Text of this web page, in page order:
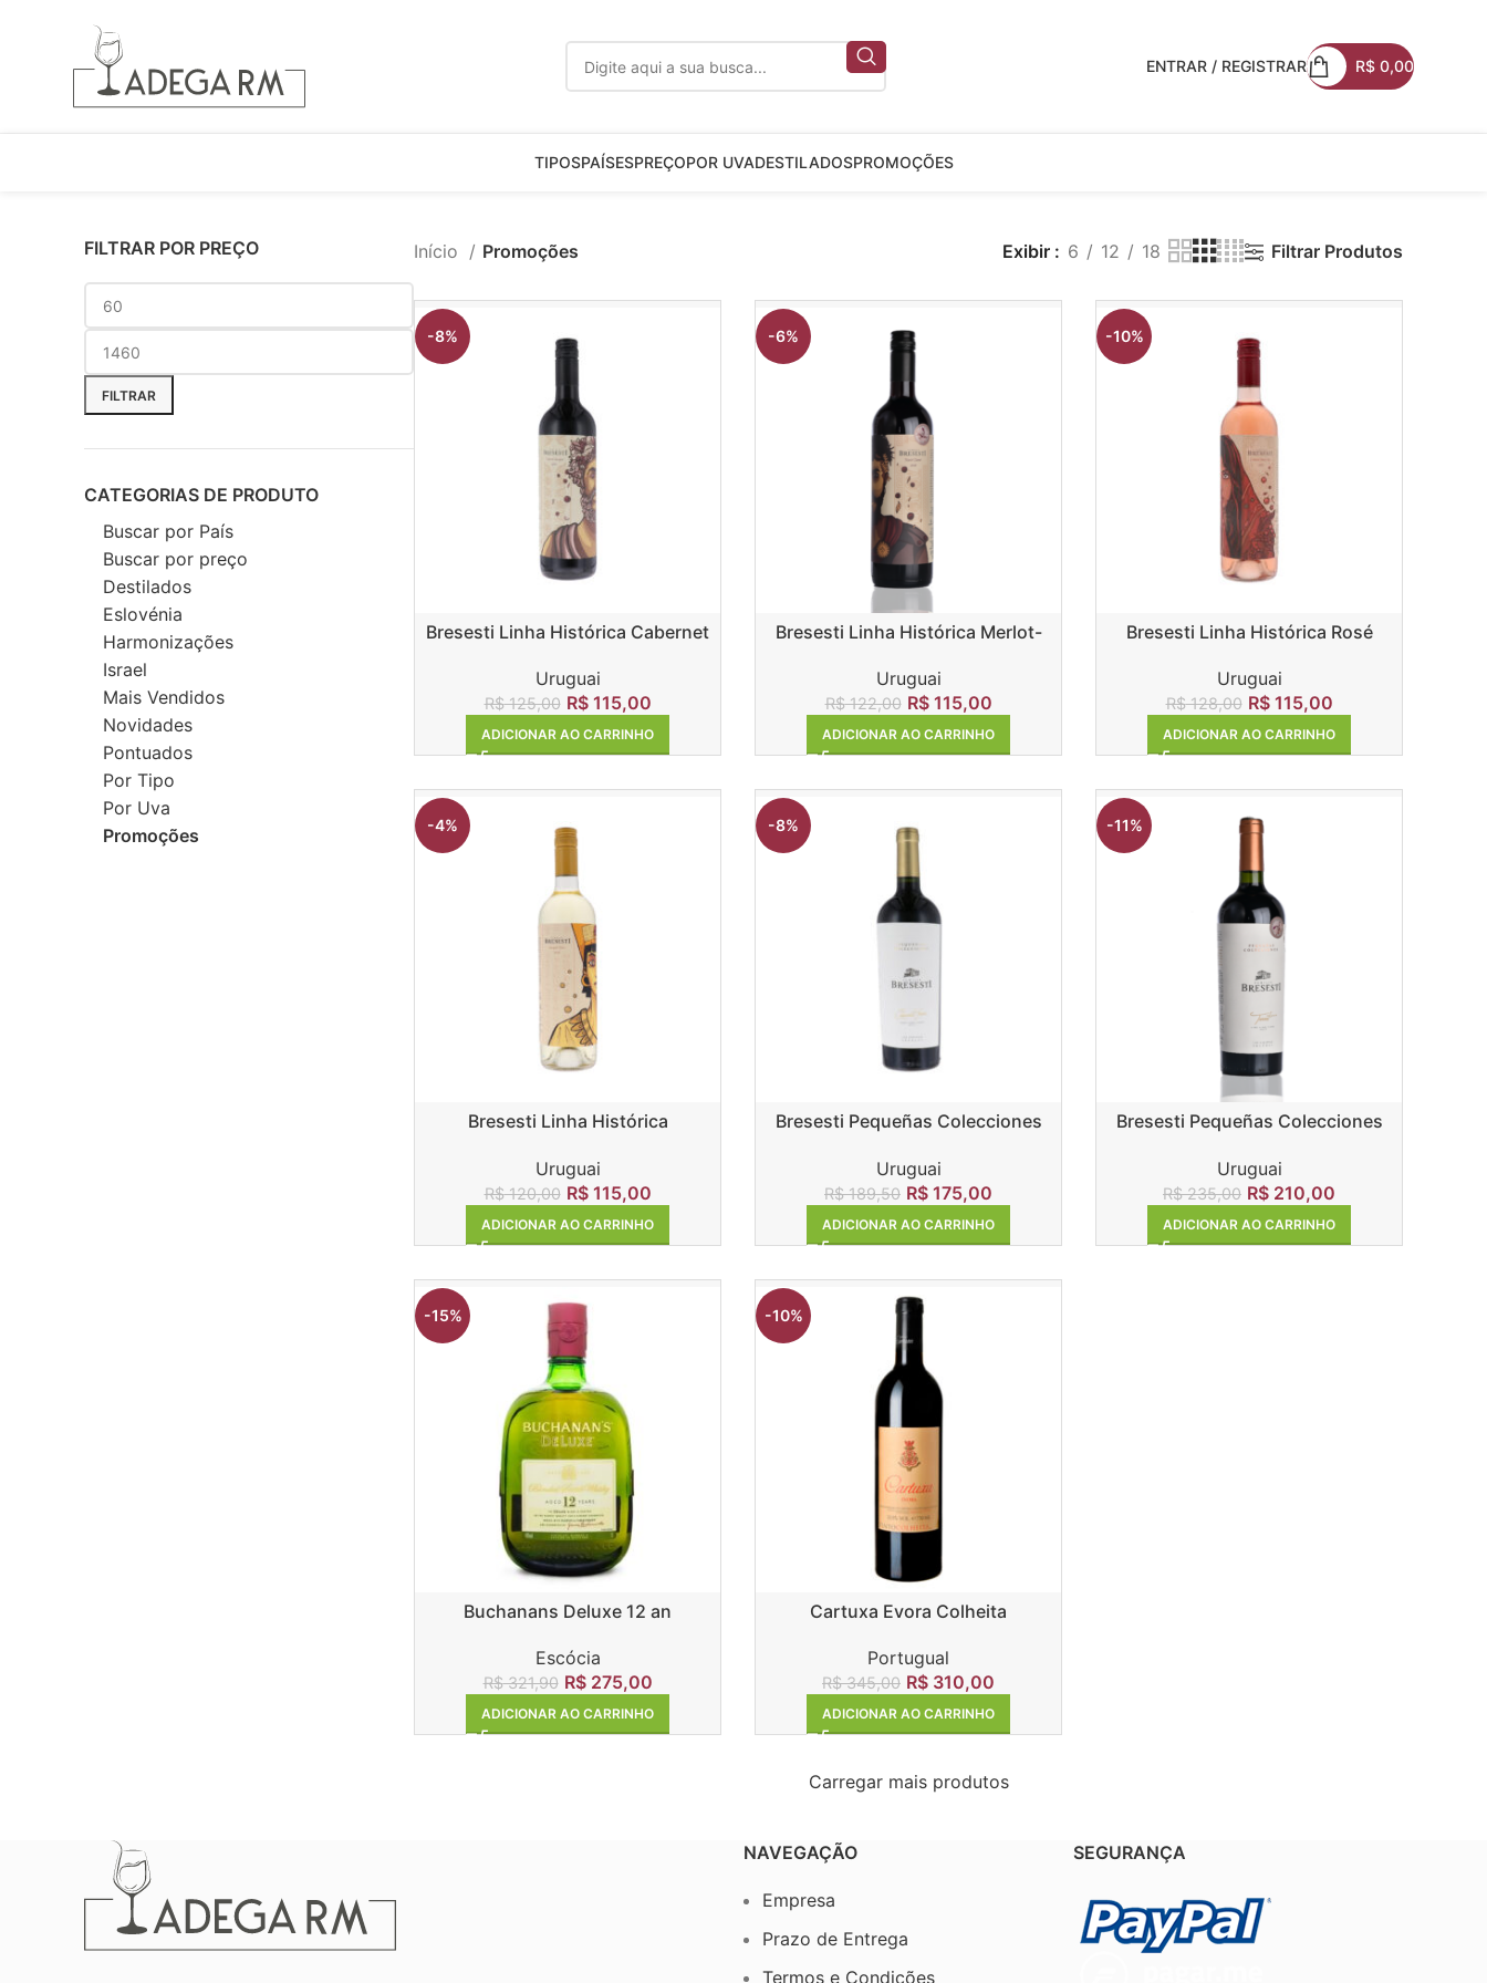
ENTRAR / REGISTRAR R$ 0,00
TIPOSPAÍSESPREÇOPOR UVADESTILADOSPROMOÇÕES
FILTRAR POR PREÇO
FILTRAR
CATEGORIAS DE PRODUTO
Buscar por País
Buscar por preço
Destilados
Eslovénia
Harmonizações
Israel
Mais Vendidos
Novidades
Pontuados
Por Tipo
Por Uva
Promoções
Início Promoções Exibir 6 12 18 Filtrar Produtos
-8%
Bresesti Linha Histórica Cabernet
Uruguai
R$125,00 R$115,00
ADICIONAR AO CARRINHO
-6%
Bresesti Linha Histórica Merlot-
Uruguai
R$122,00 R$115,00
ADICIONAR AO CARRINHO
-10%
Bresesti Linha Histórica Rosé
Uruguai
R$128,00 R$115,00
ADICIONAR AO CARRINHO
-4%
Bresesti Linha Histórica
Uruguai
R$120,00 R$115,00
ADICIONAR AO CARRINHO
-8%
Bresesti Pequeñas Colecciones
Uruguai
R$189,50 R$ 175,00
ADICIONAR AO CARRINHO
-11%
Bresesti Pequeñas Colecciones
Uruguai
R$235,00 R$ 210,00
ADICIONAR AO CARRINHO
-15%
Buchanans Deluxe 12 an
Escócia
R$321,90 R$275,00
ADICIONAR AO CARRINHO
-10%
Cartuxa Evora Colheita
Portugual
R$345,00 R$ 310,00
ADICIONAR AO CARRINHO
Carregar mais produtos
NAVEGAÇÃO
Empresa
Prazo de Entrega
Termos e Condições
SEGURANÇA